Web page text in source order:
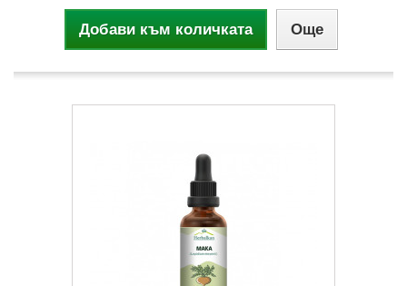
Добави към количката Още